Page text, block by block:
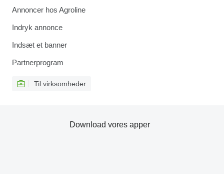
Annoncer hos Agroline
Indryk annonce
Indsæt et banner
Partnerprogram
Til virksomheder
Download vores apper